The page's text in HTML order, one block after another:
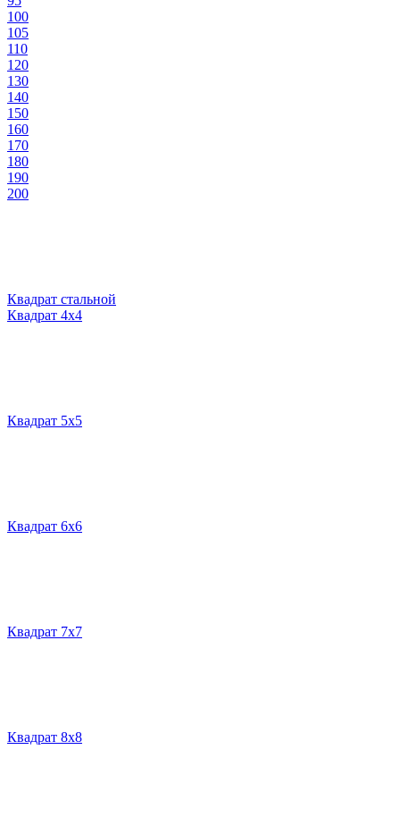
100
105
110
120
130
140
150
160
170
180
190
200
Квадрат стальной
Квадрат 4х4
Квадрат 5х5
Квадрат 6х6
Квадрат 7х7
Квадрат 8х8